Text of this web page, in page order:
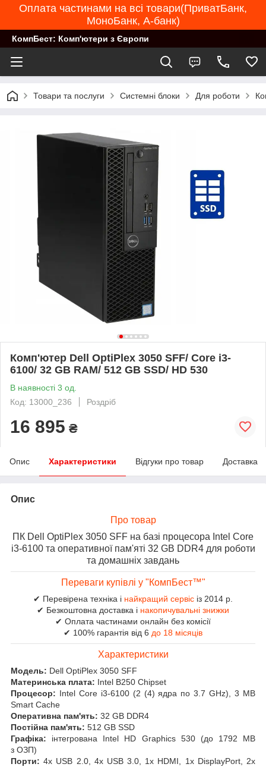
Оплата частинами на всі товари(ПриватБанк,
МоноБанк, А-банк)
КомпБест: Комп'ютери з Європи
Товари та послуги Системні блоки Для роботи
Комп'ютер Dell OptiPlex 3050 SFF/ Core i3-
6100/ 32 GB RAM/ 512 GB SSD/ HD 530
В наявності 3 од.
Код: 13000_236
Роздріб
16 895 ₴
Опис Характеристики Відгуки про товар Доставка
Опис
Про товар
ПК Dell OptiPlex 3050 SFF на базі процесора Intel Core
i3-6100 та оперативної пам'яті 32 GB DDR4 для роботи
та домашніх завдань
Переваги купівлі у "КомпБест™"
✔ Перевірена техніка і найкращий сервіс із 2014 р.
✔ Безкоштовна доставка і накопичувальні знижки
✔ Оплата частинами онлайн без комісії
✔ 100% гарантія від 6 до 18 місяців
Характеристики
Модель: Dell OptiPlex 3050 SFF
Материнська плата: Intel B250 Chipset
Процесор: Intel Core i3-6100 (2 (4) ядра по 3.7 GHz), 3 MB
Smart Cache
Оперативна пам'ять: 32 GB DDR4
Постійна пам'ять: 512 GB SSD
Графіка: інтегрована Intel HD Graphics 530 (до 1792 MB
з ОЗП)
Порти:4x USB 2.0, 4x USB 3.0, 1x HDMI, 1x DisplayPort, 2x